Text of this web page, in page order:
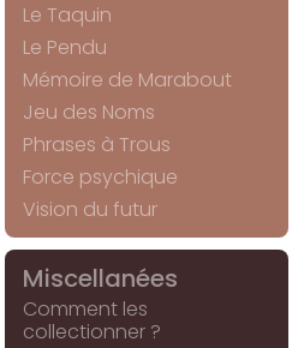
Le Taquin
Le Pendu
Mémoire de Marabout
Jeu des Noms
Phrases à Trous
Force psychique
Vision du futur
Miscellanées
Comment les
collectionner ?